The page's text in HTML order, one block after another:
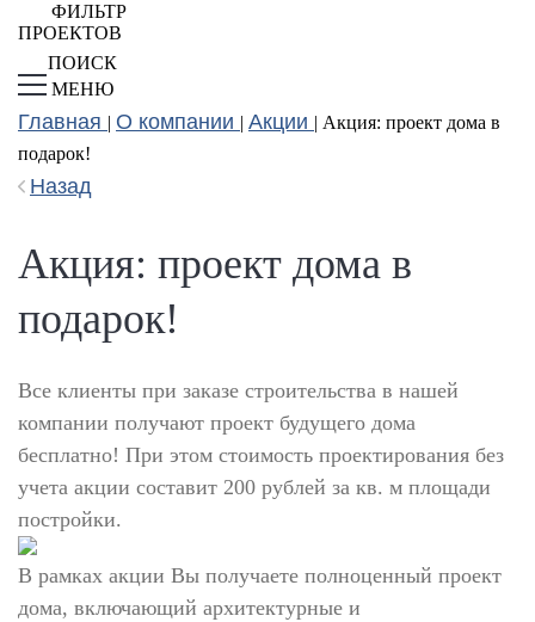
ФИЛЬТР
ПРОЕКТОВ
ПОИСК
МЕНЮ
Главная | О компании | Акции | Акция: проект дома в
подарок!
Назад
Акция: проект дома в
подарок!
Все клиенты при заказе строительства в нашей
компании получают проект будущего дома
бесплатно! При этом стоимость проектирования без
учета акции составит 200 рублей за кв. м площади
постройки.
В рамках акции Вы получаете полноценный проект
дома, включающий архитектурные и